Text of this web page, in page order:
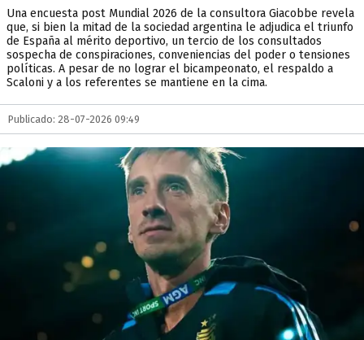
Una encuesta post Mundial 2026 de la consultora Giacobbe revela
que, si bien la mitad de la sociedad argentina le adjudica el triunfo
de España al mérito deportivo, un tercio de los consultados
sospecha de conspiraciones, conveniencias del poder o tensiones
políticas. A pesar de no lograr el bicampeonato, el respaldo a
Scaloni y a los referentes se mantiene en la cima.
Publicado: 28-07-2026 09:49